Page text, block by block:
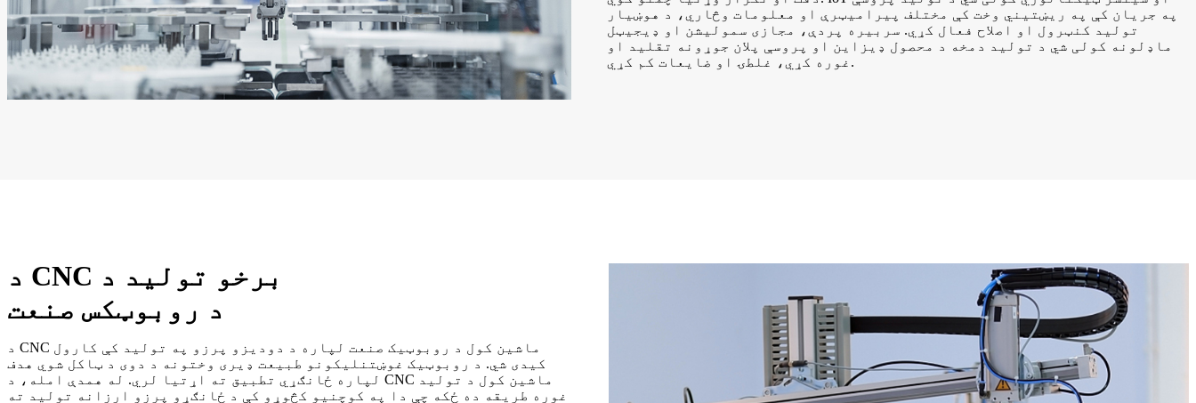
په جریان کې په ریښتیني وخت کې مختلف پیرامیټرې او معلومات وڅاري، د هوښیار
تولید کنټرول او اصلاح فعال کړي. سربیره پردې، مجازی سمولیشن او ډیجیټل
ماډلونه کولی شي د تولید دمخه د محصول ډیزاین او پروسې پلان جوړونه تقلید او
غوره کړي، غلطۍ او ضایعات کم کړي.
د CNC برخو تولید د
د روبوټکس صنعت
د CNC ماشین کول د روبوټیک صنعت لپاره د دودیزو پرزو په تولید کې کارول
کیدی شي. د روبوټیک غوښتنلیکونو طبیعت ډیری وختونه د دوی د ټاکل شوي هدف
لپاره ځانګړي تطبیق ته اړتیا لري. له همدې امله، د CNC ماشین کول د تولید
غوره طریقه ده ځکه چې دا په کوچنیو کڅوړو کې د ځانګړو پرزو ارزانه تولید ته